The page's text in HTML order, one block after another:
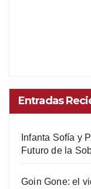
Entradas
Infanta Sofía y
Futuro de la
Goin Gone: el